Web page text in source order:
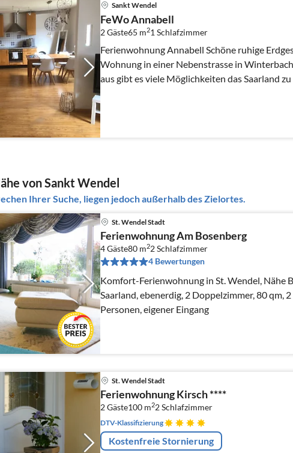
Sankt Wendel
FeWo Annabell
2 Gäste65 m21 Schlafzimmer
Ferienwohnung Annabell Schöne ruhige Erdgeschoss
Wohnung in einer Nebenstrasse in
aus gibt es viele Möglichkeiten das Saarland
von Sankt Wendel
Ihrer Suche, liegen jedoch außerhalb des Zielortes.
St. Wendel Stadt
Ferienwohnung Am Bosenberg
4 Gäste80 m22Schlafzimmer
4 Bewertungen
Komfort-Ferienwohnung in St. Wendel, Nähe
Saarland, ebenerdig, 2 Doppelzimmer, 80 qm, 2
Personen, eigener Eingang
St. Wendel Stadt
Ferienwohnung Kirsch ****
2 Gäste100 m22Schlafzimmer
DTV-Klassifizierung
Kostenfreie Stornierung